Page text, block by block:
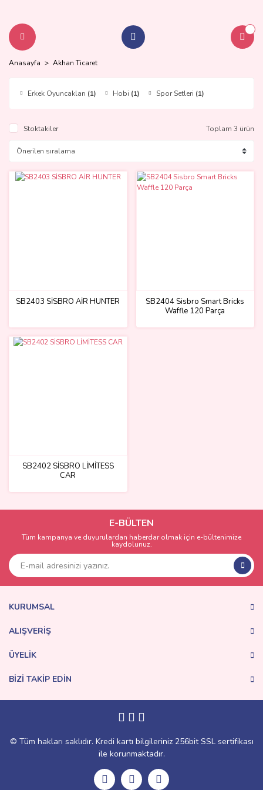
Anasayfa Akhan Ticaret
Erkek Oyuncakları (1) Hobi (1) Spor Setleri (1)
Stoktakiler Toplam 3 ürün
SB2403 SİSBRO AİR HUNTER
SB2404 Sisbro Smart Bricks
Waffle 120 Parça
SB2402 SİSBRO LİMİTESS
CAR
E-BÜLTEN
Tüm kampanya ve duyurulardan haberdar olmak için e-bültenimize
kaydolunuz.
KURUMSAL
ALIŞVERİŞ
ÜYELİK
BİZİ TAKİP EDİN
© Tüm hakları saklıdır. Kredi kartı bilgileriniz 256bit SSL sertifikası
ile korunmaktadır.